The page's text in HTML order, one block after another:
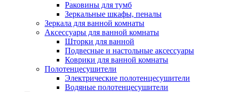
Раковины для тумб
Зеркальные шкафы, пеналы
Зеркала для ванной комнаты
Аксессуары для ванной комнаты
Шторки для ванной
Подвесные и настольные аксессуары
Коврики для ванной комнаты
Полотенцесушители
Электрические полотенцесушители
Водяные полотенцесушители